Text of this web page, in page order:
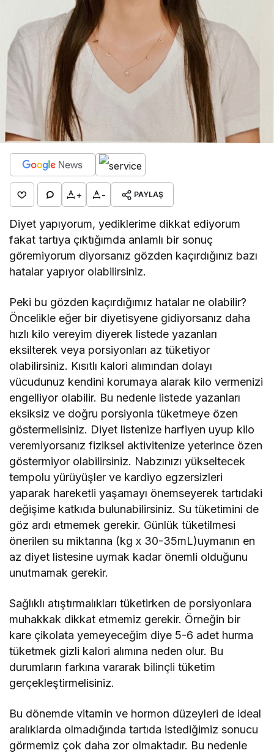
+ - PAYLAŞ
Diyet yapıyorum, yediklerime dikkat ediyorum
fakat tartıya çıktığımda anlamlı bir sonuç
göremiyorum diyorsanız gözden kaçırdığınız bazı
hatalar yapıyor olabilirsiniz.
Peki bu gözden kaçırdığımız hatalar ne olabilir?
Öncelikle eğer bir diyetisyene gidiyorsanız daha
hızlı kilo vereyim diyerek listede yazanları
eksilterek veya porsiyonları az tüketiyor
olabilirsiniz. Kısıtlı kalori alımından dolayı
vücudunuz kendini korumaya alarak kilo vermenizi
engelliyor olabilir. Bu nedenle listede yazanları
eksiksiz ve doğru porsiyonla tüketmeye özen
göstermelisiniz. Diyet listenize harfiyen uyup kilo
veremiyorsanız fiziksel aktivitenize yeterince özen
göstermiyor olabilirsiniz. Nabzınızı yükseltecek
tempolu yürüyüşler ve kardiyo egzersizleri
yaparak hareketli yaşamayı önemseyerek tartıdaki
değişime katkıda bulunabilirsiniz. Su tüketimini de
göz ardı etmemek gerekir. Günlük tüketilmesi
önerilen su miktarına (kg x 30-35mL)uymanın en
az diyet listesine uymak kadar önemli olduğunu
unutmamak gerekir.
Sağlıklı atıştırmalıkları tüketirken de porsiyonlara
muhakkak dikkat etmemiz gerekir. Örneğin bir
kare çikolata yemeyeceğim diye 5-6 adet hurma
tüketmek gizli kalori alımına neden olur. Bu
durumların farkına vararak bilinçli tüketim
gerçekleştirmelisiniz.
Bu dönemde vitamin ve hormon düzeyleri de ideal
aralıklarda olmadığında tartıda istediğimiz sonucu
görmemiz çok daha zor olmaktadır. Bu nedenle